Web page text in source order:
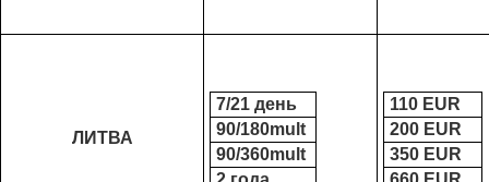
ЛИТВА
7/21 день
90/180mult
90/360mult
110 ЕUR
200 ЕUR
350 ЕUR